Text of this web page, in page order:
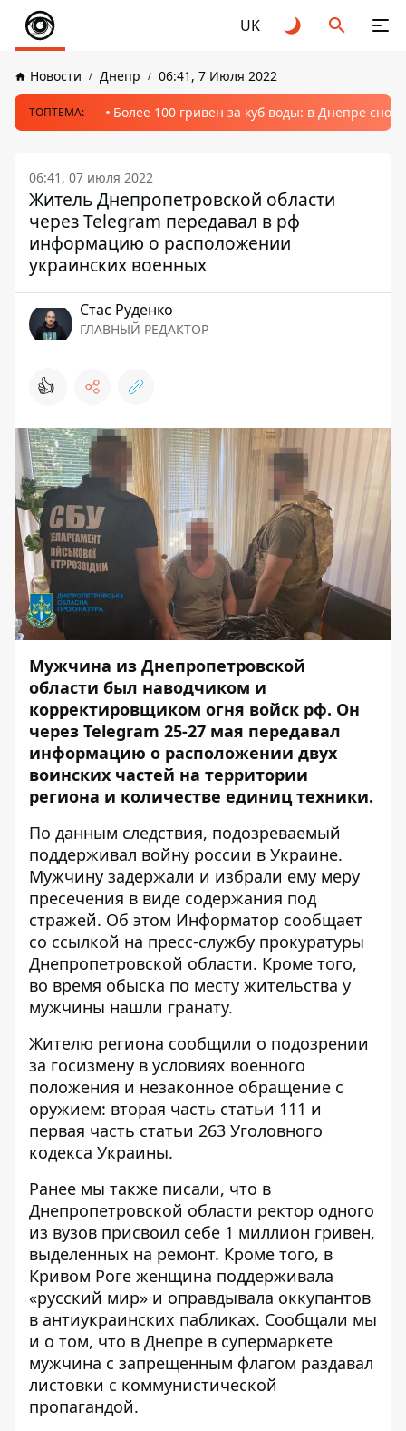
UK
Новости Днепр 06:41, 7 Июля 2022
ТОПТЕМА: Более 100 гривен за куб воды: в Днепре
06:41, 07 июля 2022
Житель Днепропетровской области
через Telegram передавал в рф
информацию о расположении
украинских военных
Стаc Руденко
ГЛАВНЫЙ РЕДАКТОР
👍
Мужчина из Днепропетровской
области был наводчиком и
корректировщиком огня войск рф. Он
через Telegram 25-27 мая передавал
информацию о расположении двух
воинских частей на территории
региона и количестве единиц техники.
По данным следствия, подозреваемый
поддерживал войну россии в Украине.
Мужчину задержали и избрали ему меру
пресечения в виде содержания под
стражей. Об этом Информатор сообщает
со ссылкой на пресс-службу прокуратуры
Днепропетровской области. Кроме того,
во время обыска по месту жительства у
мужчины нашли гранату.
Жителю региона сообщили о подозрении
за госизмену в условиях военного
положения и незаконное обращение с
оружием: вторая часть статьи 111 и
первая часть статьи 263 Уголовного
кодекса Украины.
Ранее мы также писали, что в
Днепропетровской области ректор одного
из вузов присвоил себе 1 миллион гривен,
выделенных на ремонт. Кроме того, в
Кривом Роге женщина поддерживала
«русский мир» и оправдывала оккупантов
в антиукраинских пабликах. Сообщали мы
и о том, что в Днепре в супермаркете
мужчина с запрещенным флагом раздавал
листовки с коммунистической
пропагандой.